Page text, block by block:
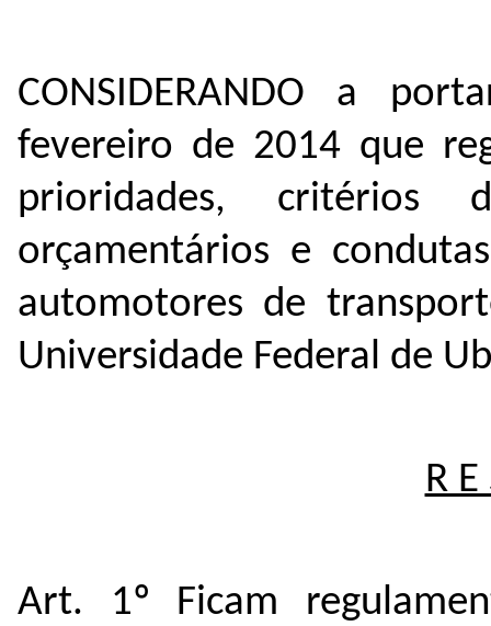
CONSIDERANDO a
fevereiro de 2014 que
prioridades, critérios
orçamentários e
automotores de
Universidade Federal de
R
Art. 1º Ficam